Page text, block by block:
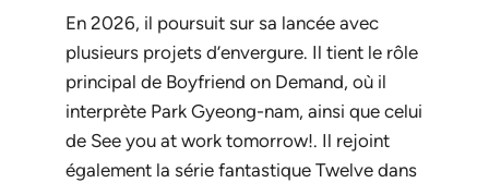
En 2026, il poursuit sur sa lancée avec
plusieurs projets d’envergure. Il tient le rôle
principal de Boyfriend on Demand, où il
interprète Park Gyeong-nam, ainsi que celui
de See you at work tomorrow!. Il rejoint
également la série fantastique Twelve dans